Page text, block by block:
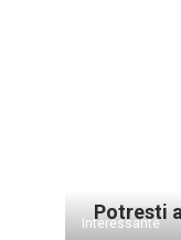
Potresti
Interessante